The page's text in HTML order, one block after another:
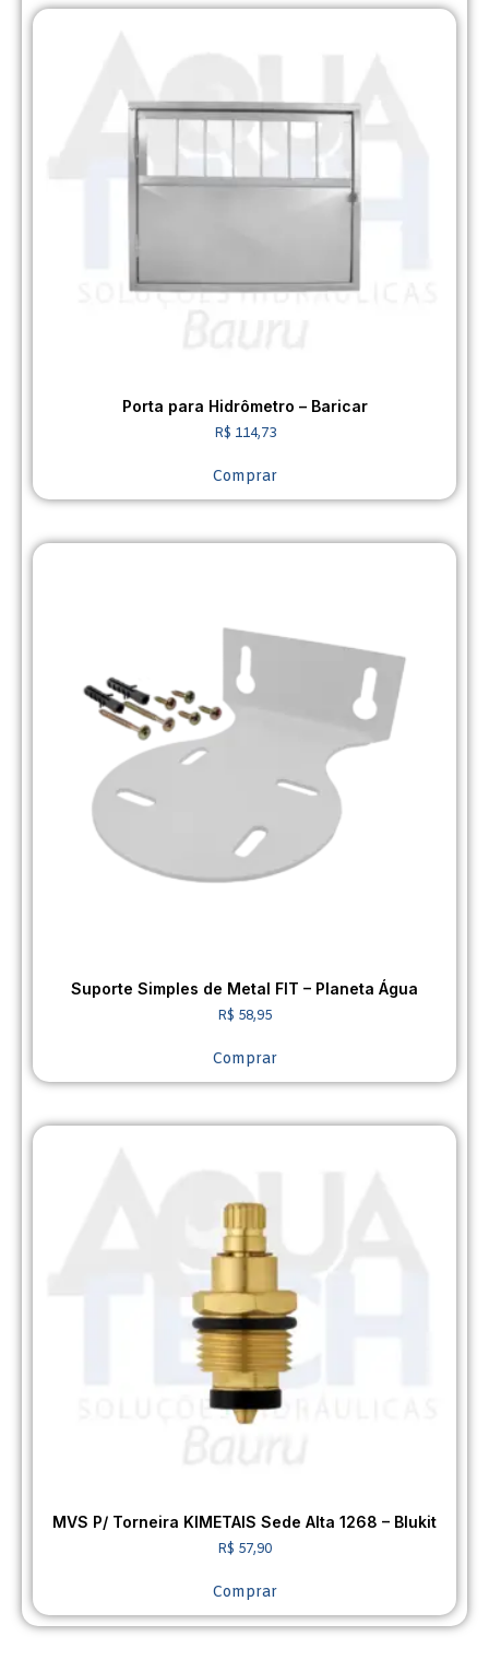
Porta para Hidrômetro – Baricar
R$ 114,73
Comprar
Suporte Simples de Metal FIT – Planeta Água
R$ 58,95
Comprar
MVS P/ Torneira KIMETAIS Sede Alta 1268 – Blukit
R$ 57,90
Comprar